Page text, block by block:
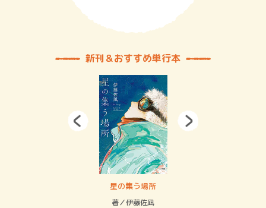
新刊＆おすすめ単行本
星の集う場所
著／伊藤佐凪